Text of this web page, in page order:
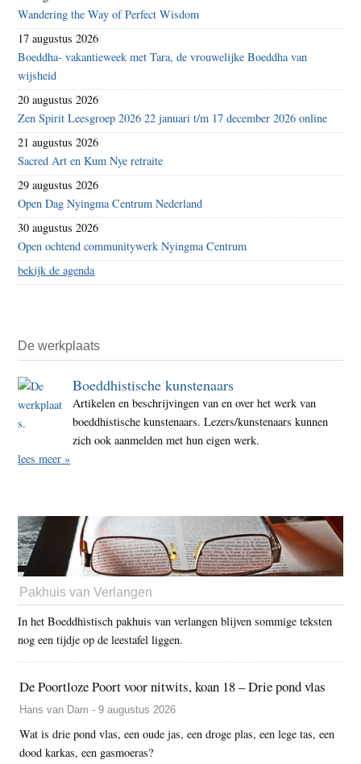
Wandering the Way of Perfect Wisdom
17 augustus 2026
Boeddha- vakantieweek met Tara, de vrouwelijke Boeddha van
wijsheid
20 augustus 2026
Zen Spirit Leesgroep 2026 22 januari t/m 17 december 2026 online
21 augustus 2026
Sacred Art en Kum Nye retraite
29 augustus 2026
Open Dag Nyingma Centrum Nederland
30 augustus 2026
Open ochtend communitywerk Nyingma Centrum
bekijk de agenda
De werkplaats
Boeddhistische kunstenaars
Artikelen en beschrijvingen van en over het werk van
boeddhistische kunstenaars. Lezers/kunstenaars kunnen
zich ook aanmelden met hun eigen werk.
lees meer »
Pakhuis van Verlangen
In het Boeddhistisch pakhuis van verlangen blijven sommige teksten
nog een tijdje op de leestafel liggen.
De Poortloze Poort voor nitwits, koan 18 – Drie pond vlas
Hans van Dam - 9 augustus 2026
Wat is drie pond vlas, een oude jas, een droge plas, een lege tas, een
dood karkas, een gasmoeras?